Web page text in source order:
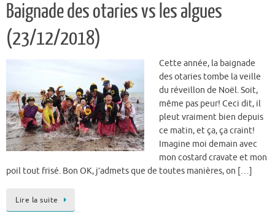
Baignade des otaries vs les algues
(23/12/2018)
Cette année, la baignade
des otaries tombe la veille
du réveillon de Noël. Soit,
même pas peur! Ceci dit, il
pleut vraiment bien depuis
ce matin, et ça, ça craint!
Imagine moi demain avec
mon costard cravate et mon
poil tout frisé. Bon OK, j’admets que de toutes manières, on […]
Lire la suite